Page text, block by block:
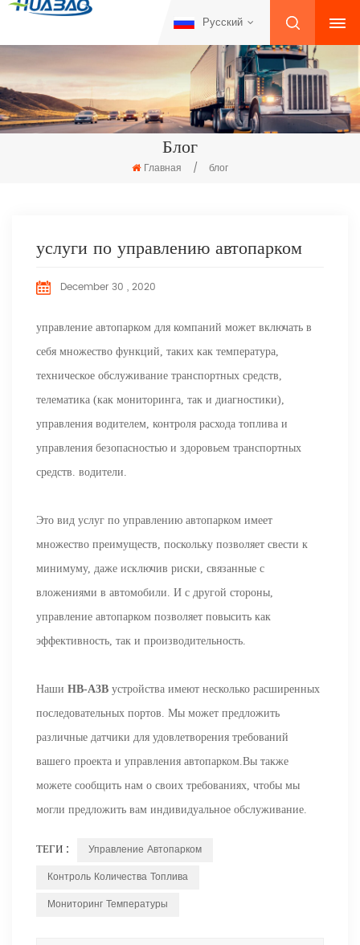
Русский
Блог
Главная / блог
услуги по управлению автопарком
December 30 , 2020
управление автопарком для компаний может включать в
себя множество функций, таких как температура,
техническое обслуживание транспортных средств,
телематика (как мониторинга, так и диагностики),
управления водителем, контроля расхода топлива и
управления безопасностью и здоровьем транспортных
средств. водители.
Это вид услуг по управлению автопарком имеет
множество преимуществ, поскольку позволяет свести к
минимуму, даже исключив риски, связанные с
вложениями в автомобили. И с другой стороны,
управление автопарком позволяет повысить как
эффективность, так и производительность.
Наши HB-A3B устройства имеют несколько расширенных
последовательных портов. Мы может предложить
различные датчики для удовлетворения требований
вашего проекта и управления автопарком.Вы также
можете сообщить нам о своих требованиях, чтобы мы
могли предложить вам индивидуальное обслуживание.
ТЕГИ :
Управление Автопарком
Контроль Количества Топлива
Мониторинг Температуры